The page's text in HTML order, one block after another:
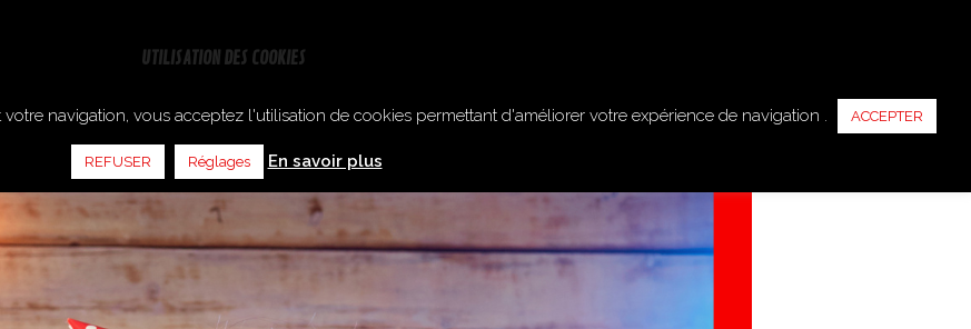
UTILISATION DES COOKIES
navigation, vous acceptez l'utilisation de cookies permettant d'améliorer votre expérience de navigation . ACCEPTER
REFUSER Réglages En savoir plus